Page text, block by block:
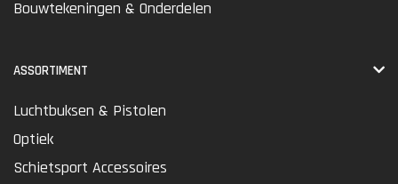
Bouwtekeningen & Onderdelen
ASSORTIMENT
Luchtbuksen & Pistolen
Optiek
Schietsport Accessoires